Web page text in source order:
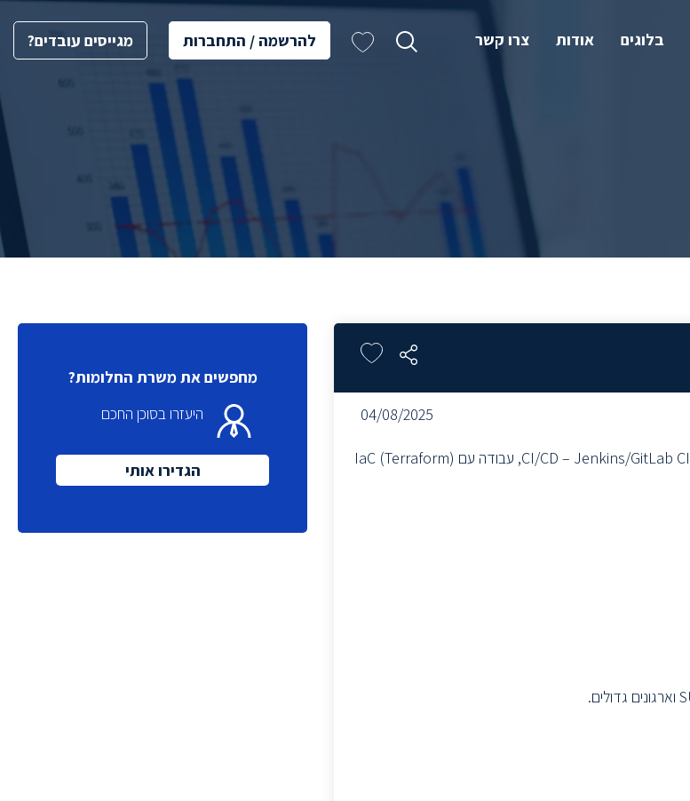
בלוגים אודות צרו קשר להרשמה / התחברות מגייסים עובדים?
עבודה בסביבת ענן AWS כולל שירותי ענן (IAM,EC2,S3,RDS ועוד), בנייה ותחזוקה של CI/CD – Jenkins/GitLab CI, עבודה עם IaC (Terraform)
04/08/2025
מחפשים את משרת החלומות?
היעזרו בסוכן החכם
הגדירו אותי